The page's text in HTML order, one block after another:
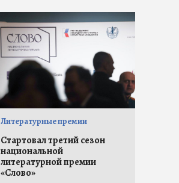
Литературные премии
Стартовал третий сезон
национальной
литературной премии
«Слово»